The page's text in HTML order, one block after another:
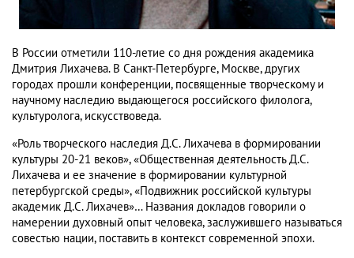
В России отметили 110-летие со дня рождения академика
Дмитрия Лихачева. В Санкт-Петербурге, Москве, других
городах прошли конференции, посвященные творческому и
научному наследию выдающегося российского филолога,
культуролога, искусствоведа.
«Роль творческого наследия Д.С. Лихачева в формировании
культуры 20-21 веков», «Общественная деятельность Д.С.
Лихачева и ее значение в формировании культурной
петербургской среды», «Подвижник российской культуры
академик Д.С. Лихачев»… Названия докладов говорили о
намерении духовный опыт человека, заслужившего называться
совестью нации, поставить в контекст современной эпохи.